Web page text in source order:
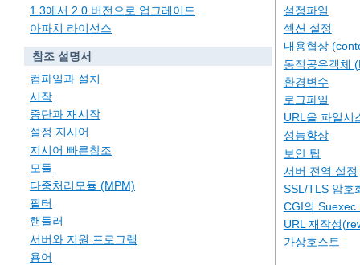
1.3에서 2.0 버전으로 업그레이드
아파치 라이선스
참조 설명서
컴파일과 설치
시작
중단과 재시작
설정 지시어
지시어 빠른참조
모듈
다중처리모듈 (MPM)
필터
핸들러
서버와 지원 프로그램
용어
설정파일
섹션 설정
내용협상
동적공유객체
환경변수
로그파일
URL을 파일시
성능향상
보안 팁
서버 전역 설정
SSL/TLS 암호
CGI의 Suexec
URL 재작성
가상호스트